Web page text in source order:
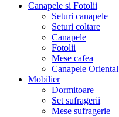
Canapele si Fotolii
Seturi canapele
Seturi coltare
Canapele
Fotolii
Mese cafea
Canapele Oriental
Mobilier
Dormitoare
Set sufragerii
Mese sufragerie